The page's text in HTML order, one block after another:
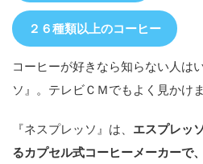
２６種類以上のコーヒー
コーヒーが好きなら知らない人は
ソ』。テレビＣＭでもよく見かけ
『ネスプレッソ』は、 エスプレッ
るカプセル式コーヒーメーカーで